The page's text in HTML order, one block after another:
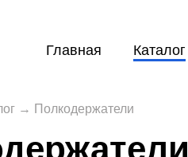
Главная Каталог
→ Полкодержатели